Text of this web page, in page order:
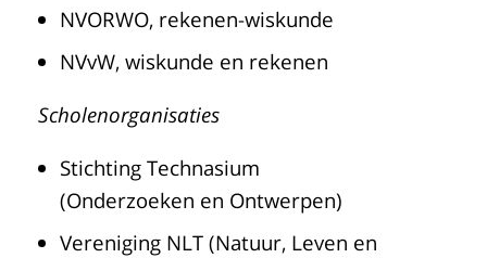
NVORWO, rekenen-wiskunde
NVvW, wiskunde en rekenen
Scholenorganisaties
Stichting Technasium
(Onderzoeken en Ontwerpen)
Vereniging NLT (Natuur, Leven en